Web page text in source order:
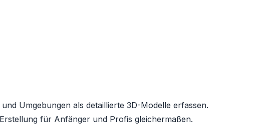
Umgebungen als detaillierte 3D-Modelle erfassen.
für Anfänger und Profis gleichermaßen.